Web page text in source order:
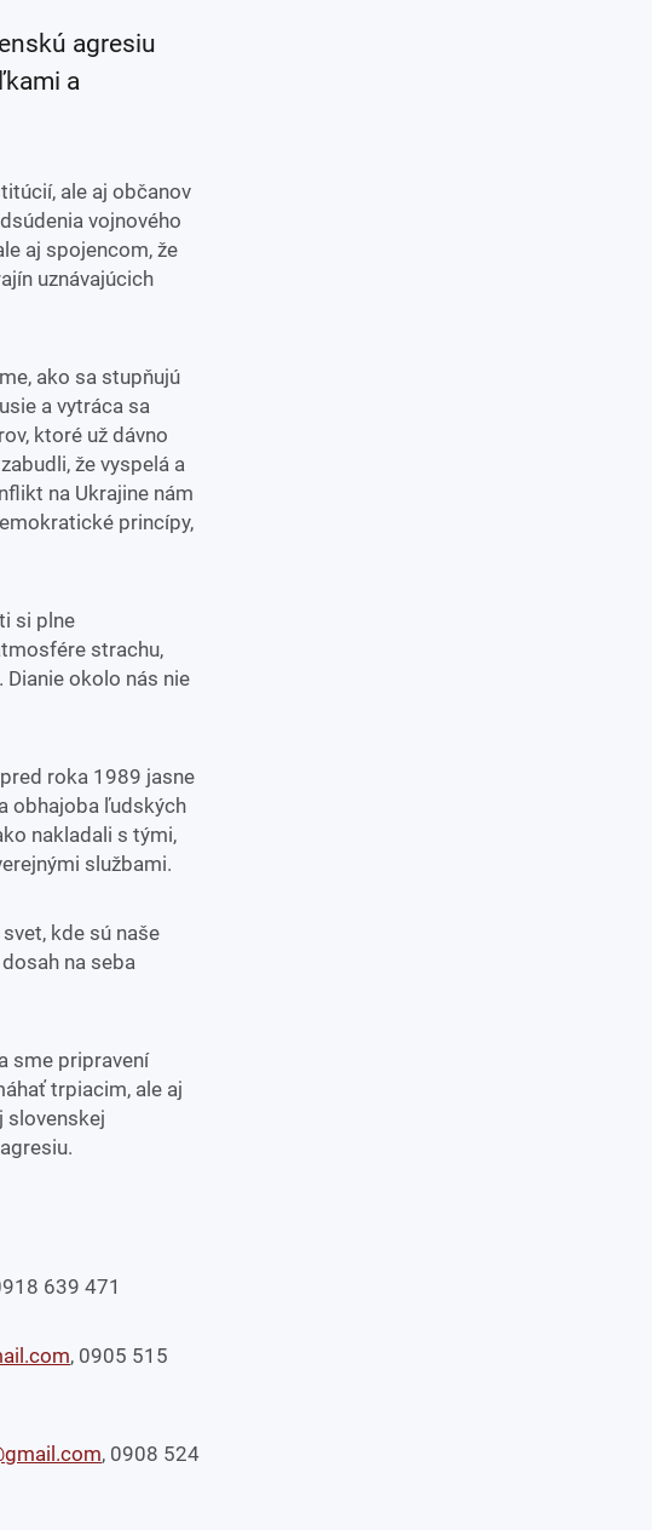
agresiu
a
ale aj občanov
vojnového
aj spojencom, že
uznávajúcich
ako sa stupňujú
a vytráca sa
ktoré už dávno
že vyspelá a
na Ukrajine nám
princípy,
si plne
strachu,
okolo nás nie
roka 1989 jasne
obhajoba ľudských
nakladali s tými,
službami.
kde sú naše
na seba
sme pripravení
trpiacim, ale aj
slovenskej
639 471
, 0905 515
, 0908 524